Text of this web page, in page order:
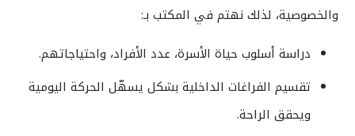
والخصوصية، لذلك نهتم في المكتب بـ:
دراسة أسلوب حياة الأسرة، عدد الأفراد، واحتياجاتهم.
تقسيم الفراغات الداخلية بشكل يسهّل الحركة اليومية
ويحقق الراحة.